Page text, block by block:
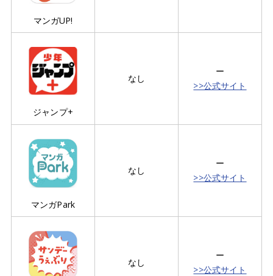
マンガUP!
ジャンプ+
なし
ー
>>公式サイト
マンガPark
なし
ー
>>公式サイト
なし
ー
>>公式サイト